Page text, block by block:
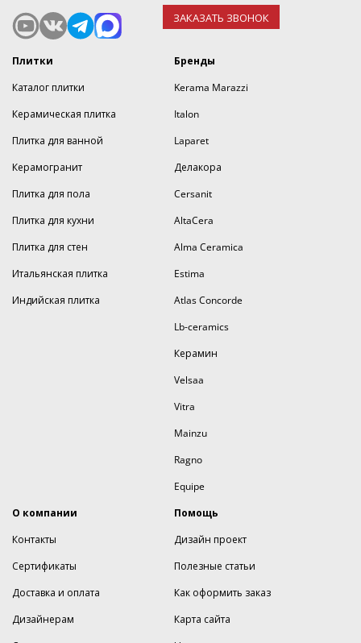
ЗАКАЗАТЬ ЗВОНОК
Плитки
Каталог плитки
Керамическая плитка
Плитка для ванной
Керамогранит
Плитка для пола
Плитка для кухни
Плитка для стен
Итальянская плитка
Индийская плитка
Бренды
Kerama Marazzi
Italon
Laparet
Делакора
Cersanit
AltaCera
Alma Ceramica
Estima
Atlas Concorde
Lb-ceramics
Керамин
Velsaa
Vitra
Mainzu
Ragno
Equipe
О компании
Контакты
Сертификаты
Доставка и оплата
Дизайнерам
Помощь
Дизайн проект
Полезные статьи
Как оформить заказ
Карта сайта